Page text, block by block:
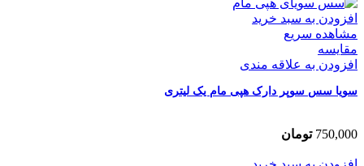
افزودن به سبد خرید
مشاهده سریع
مقایسه
افزودن به علاقه مندی
سویا سس سوپر دارک هپی مام یک لیتری
750,000 تومان